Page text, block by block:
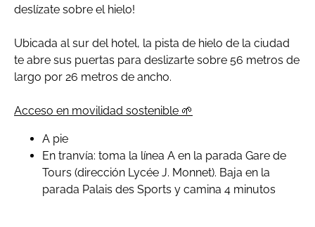
deslízate sobre el hielo!
Ubicada al sur del hotel, la pista de hielo de la ciudad
te abre sus puertas para deslizarte sobre 56 metros de
largo por 26 metros de ancho.
Acceso en movilidad sostenible 🌱
A pie
En tranvía: toma la línea A en la parada Gare de
Tours (dirección Lycée J. Monnet). Baja en la
parada Palais des Sports y camina 4 minutos